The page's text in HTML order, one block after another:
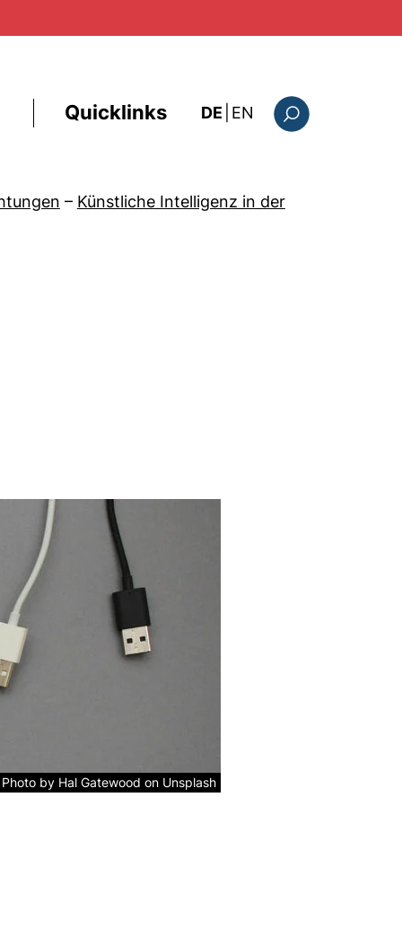
Quicklinks DE EN : the current page
– Künstliche Intelligenz in der
Photo by Hal Gatewood on Unsplash